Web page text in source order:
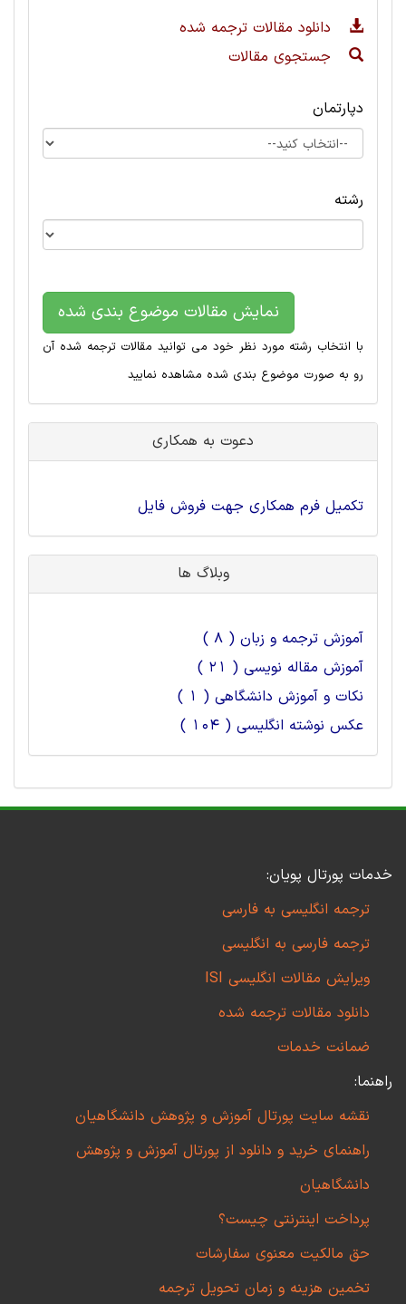
دانلود مقالات ترجمه شده
جستجوی مقالات
دپارتمان
رشته
نمایش مقالات موضوع بندی شده
با انتخاب رشته مورد نظر خود می توانید مقالات ترجمه شده آن
رو به صورت موضوع بندی شده مشاهده نمایید
دعوت به همکاری
تکمیل فرم همکاری جهت فروش فایل
وبلاگ ها
آموزش ترجمه و زبان ( 8 )
آموزش مقاله نویسی ( 21 )
نکات و آموزش دانشگاهی ( 1 )
عکس نوشته انگلیسی ( 104 )
خدمات پورتال پویان:
ترجمه انگلیسی به فارسی
ترجمه فارسی به انگلیسی
ویرایش مقالات انگلیسی ISI
دانلود مقالات ترجمه شده
ضمانت خدمات
راهنما:
نقشه سایت پورتال آموزش و پژوهش دانشگاهیان
راهنمای خرید و دانلود از پورتال آموزش و پژوهش
دانشگاهیان
پرداخت اینترنتی چیست؟
حق مالکیت معنوی سفارشات
تخمین هزینه و زمان تحویل ترجمه